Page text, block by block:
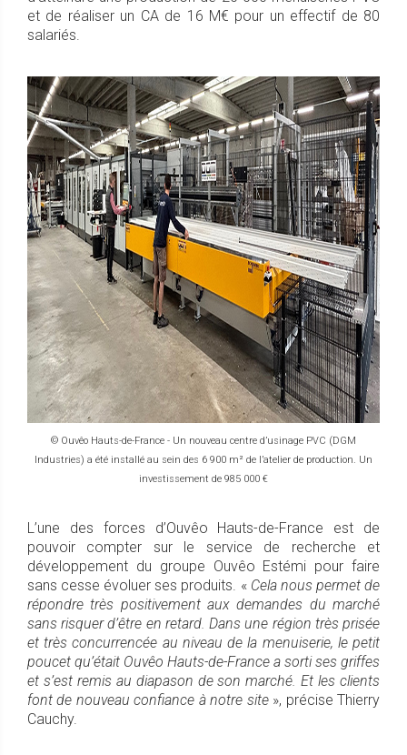
et de réaliser un CA de 16 M€ pour un effectif de 80
salariés.
© Ouvêo Hauts-de-France - Un nouveau centre d’usinage PVC (DGM
Industries) a été installé au sein des 6 900 m² de l’atelier de production. Un
investissement de 985 000 €
L’une des forces d’Ouvêo Hauts-de-France est de
pouvoir compter sur le service de recherche et
développement du groupe Ouvêo Estémi pour faire
sans cesse évoluer ses produits. « Cela nous permet de
répondre très positivement aux demandes du marché
sans risquer d’être en retard. Dans une région très prisée
et très concurrencée au niveau de la menuiserie, le petit
poucet qu’était Ouvêo Hauts-de-France a sorti ses griffes
et s’est remis au diapason de son marché. Et les clients
font de nouveau confiance à notre site », précise Thierry
Cauchy.